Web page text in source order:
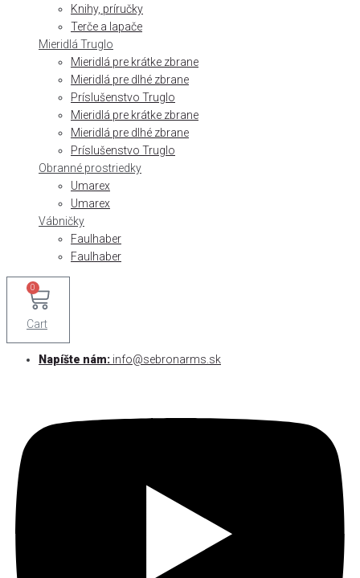
Knihy, príručky
Terče a lapače
Mieridlá Truglo
Mieridlá pre krátke zbrane
Mieridlá pre dlhé zbrane
Príslušenstvo Truglo
Mieridlá pre krátke zbrane
Mieridlá pre dlhé zbrane
Príslušenstvo Truglo
Obranné prostriedky
Umarex
Umarex
Vábničky
Faulhaber
Faulhaber
0
Cart
Napíšte nám: info@sebronarms.sk